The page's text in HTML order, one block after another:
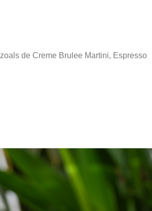
zoals de Creme Brulee Martini, Espresso